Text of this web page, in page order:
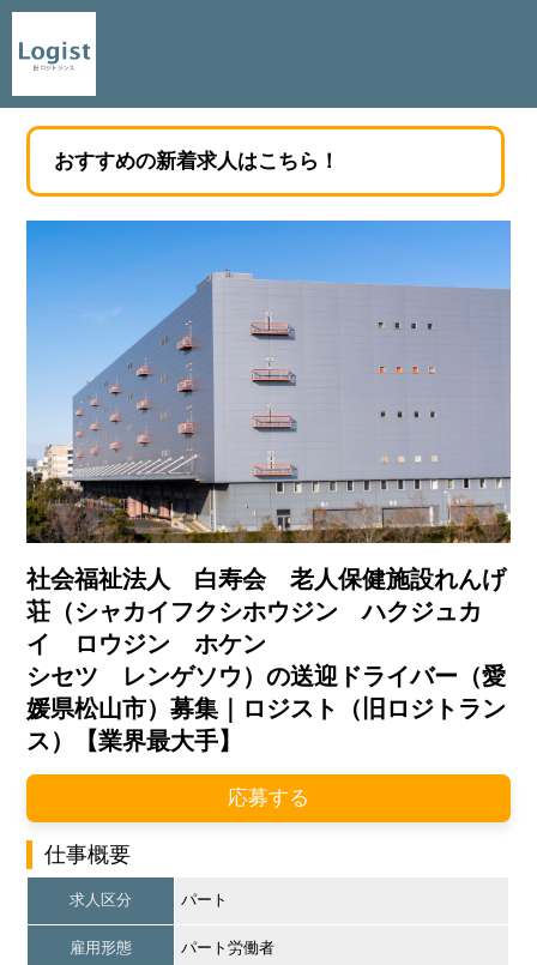
おすすめの新着求人はこちら！
社会福祉法人 白寿会 老人保健施設れんげ
荘（シャカイフクシホウジン ハクジュカ
イ ロウジン ホケン
シセツ レンゲソウ）の送迎ドライバー（愛
媛県松山市）募集｜ロジスト（旧ロジトラン
ス）【業界最大手】
応募する
仕事概要
求人区分 パート
雇用形態 パート労働者